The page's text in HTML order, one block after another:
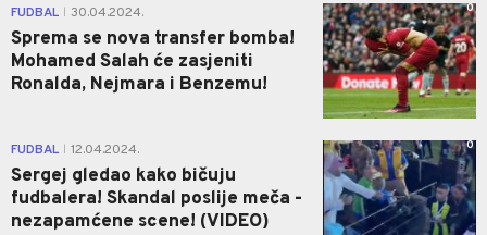
FUDBAL 30.04.2024.
Sprema se nova transfer bomba!
Mohamed Salah će zasjeniti
Ronalda, Nejmara i Benzemu!
0
FUDBAL 12.04.2024.
Sergej gledao kako bičuju
fudbalera! Skandal poslije meča -
nezapamćene scene! (VIDEO)
0